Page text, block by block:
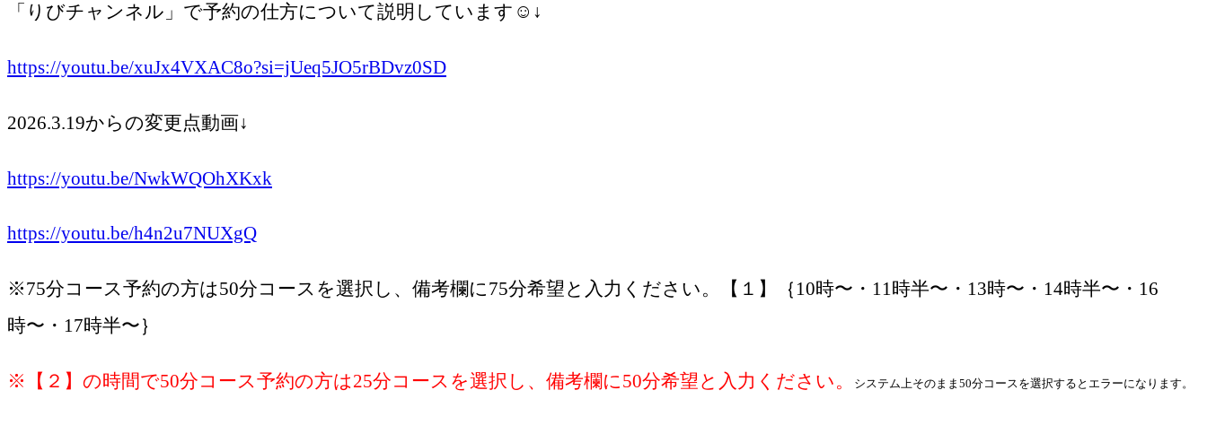
「りびチャンネル」で予約の仕方について説明しています☺️↓
https://youtu.be/xuJx4VXAC8o?si=jUeq5JO5rBDvz0SD
2026.3.19からの変更点動画↓
https://youtu.be/NwkWQOhXKxk
https://youtu.be/h4n2u7NUXgQ
※75分コース予約の方は50分コースを選択し、備考欄に75分希望と入力ください。【１】｛10時〜・11時半〜・13時〜・14時半〜・16
時〜・17時半〜｝
※【２】の時間で50分コース予約の方は25分コースを選択し、備考欄に50分希望と入力ください。 システム 上そのまま50分コースを選択するとエラーになります。